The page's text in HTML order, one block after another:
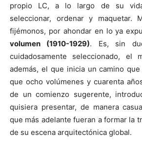
propio LC, a lo largo de su
seleccionar, ordenar y maquetar.
fijémonos, por ahondar en lo ya
volumen (1910-1929). Es, sin
cuidadosamente seleccionado, el
además, el que inicia un camino que
que ocho volúmenes y cuarenta
de un comienzo sugerente,
quisiera presentar, de manera
que más adelante fueran a formar la
de su escena arquitectónica global.